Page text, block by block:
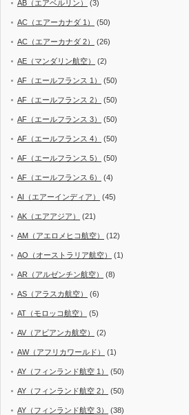
AB（エアベルリン） (3)
AC（エアーカナダ 1） (50)
AC（エアーカナダ 2） (26)
AE（マンダリン航空） (2)
AF（エールフランス 1） (50)
AF（エールフランス 2） (50)
AF（エールフランス 3） (50)
AF（エールフランス 4） (50)
AF（エールフランス 5） (50)
AF（エールフランス 6） (4)
AI（エアーインディア） (45)
AK（エアアジア） (21)
AM（アエロメヒコ航空） (12)
AO（オーストラリア航空） (1)
AR（アルゼンチン航空） (8)
AS（アラスカ航空） (6)
AT（モロッコ航空） (5)
AV（アビアンカ航空） (2)
AW（アフリカワールド） (1)
AY（フィンランド航空 1） (50)
AY（フィンランド航空 2） (50)
AY（フィンランド航空 3） (38)